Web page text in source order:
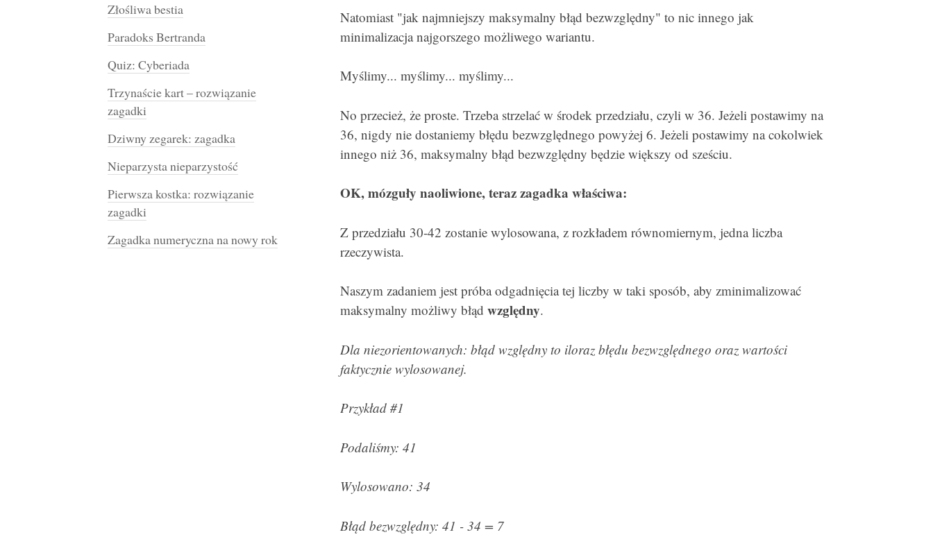
Natomiast "jak najmniejszy maksymalny błąd bezwzględny" to nic innego jak
minimalizacja najgorszego możliwego wariantu.
Myślimy... myślimy... myślimy...
No przecież, że proste. Trzeba strzelać w środek przedziału, czyli w 36. Jeżeli postawimy na
36, nigdy nie dostaniemy błędu bezwzględnego powyżej 6. Jeżeli postawimy na cokolwiek
innego niż 36, maksymalny błąd bezwzględny będzie większy od sześciu.
OK, mózguły naoliwione, teraz zagadka właściwa:
Z przedziału 30-42 zostanie wylosowana, z rozkładem równomiernym, jedna liczba
rzeczywista.
Naszym zadaniem jest próba odgadnięcia tej liczby w taki sposób, aby zminimalizować
maksymalny możliwy błąd względny.
Dla niezorientowanych: błąd względny to iloraz błędu bezwzględnego oraz wartości
faktycznie wylosowanej.
Przykład #1
Podaliśmy: 41
Wylosowano: 34
Błąd bezwzględny: 41 - 34 = 7
Złośliwa bestia
Paradoks Bertranda
Quiz: Cyberiada
Trzynaście kart – rozwiązanie
zagadki
Dziwny zegarek: zagadka
Nieparzysta nieparzystość
Pierwsza kostka: rozwiązanie
zagadki
Zagadka numeryczna na nowy rok